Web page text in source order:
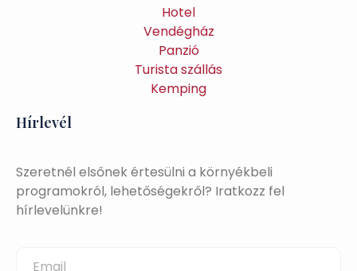
Hotel
Vendégház
Panzió
Turista szállás
Kemping
Hírlevél
Szeretnél elsőnek értesülni a környékbeli
programokról, lehetőségekről? Iratkozz fel
hírlevelünkre!